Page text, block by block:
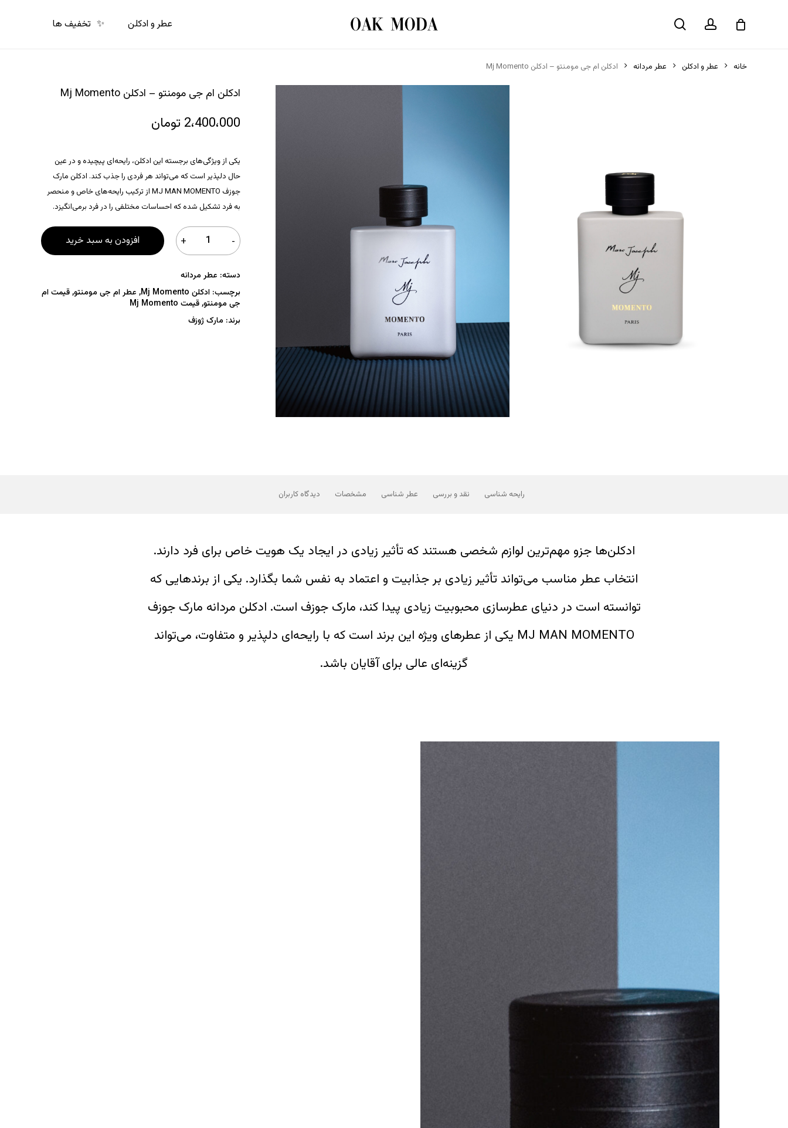
عطر و ادکلن ✨ تخفیف ها جستجوحساب
کاربری سبد خرید
خانه عطر و ادکلن عطر مردانه ادکلن ام جی مومنتو – ادکلن Mj Momento
ادکلن ام جی مومنتو – ادکلن Mj Momento
2،400،000 تومان
یکی از ویژگی‌های برجسته این ادکلن، رایحه‌ای پیچیده و در عین
حال دلپذیر است که می‌تواند هر فردی را جذب کند. ادکلن مارک
جوزف MJ MAN MOMENTO از ترکیب رایحه‌های خاص و منحصر
به فرد تشکیل شده که احساسات مختلفی را در فرد برمی‌انگیزد.
افزودن به سبد خرید
دسته: عطر مردانه
برچسب: ادکلن Mj Momento , عطر ام جی مومنتو,قیمت ام
جی مومنتو,قیمت Mj Momento
برند: مارک ژوزف
رایحه شناسی نقد و بررسی عطر شناسی مشخصات دیدگاه کاربران
ادکلن‌ها جزو مهم‌ترین لوازم شخصی هستند که تأثیر زیادی در ایجاد یک هویت خاص برای فرد دارند.
انتخاب عطر مناسب می‌تواند تأثیر زیادی بر جذابیت و اعتماد به نفس شما بگذارد. یکی از برندهایی که
توانسته است در دنیای عطرسازی محبوبیت زیادی پیدا کند، مارک جوزف است. ادکلن مردانه مارک جوزف
MJ MAN MOMENTO یکی از عطرهای ویژه این برند است که با رایحه‌ای دلپذیر و متفاوت، می‌تواند
گزینه‌ای عالی برای آقایان باشد.